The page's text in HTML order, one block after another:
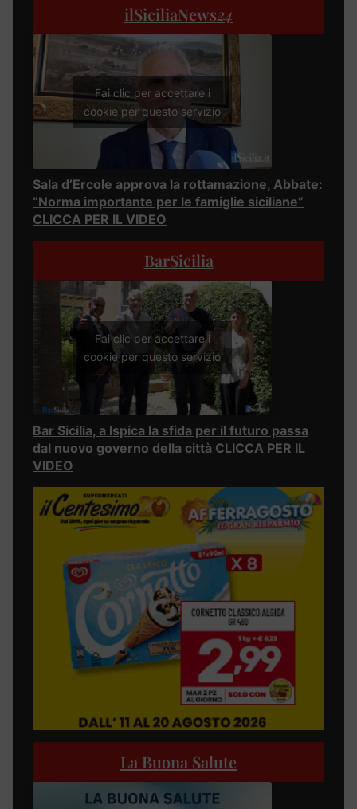
ilSiciliaNews24
Fai clic per accettare i
cookie per questo servizio
Sala d’Ercole approva la rottamazione, Abbate:
“Norma importante per le famiglie siciliane”
CLICCA PER IL VIDEO
BarSicilia
Fai clic per accettare i
cookie per questo servizio
Bar Sicilia, a Ispica la sfida per il futuro passa
dal nuovo governo della città CLICCA PER IL
VIDEO
La Buona Salute